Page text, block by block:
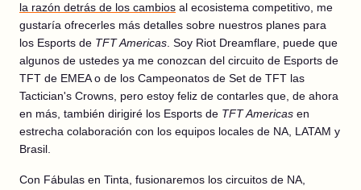
la razón detrás de los cambios al ecosistema competitivo, me
gustaría ofrecerles más detalles sobre nuestros planes para
los Esports de TFT Americas . Soy Riot Dreamflare, puede que
algunos de ustedes ya me conozcan del circuito de Esports de
TFT de EMEA o de los Campeonatos de Set de TFT las
Tactician's Crowns, pero estoy feliz de contarles que, de ahora
en más, también dirigiré los Esports de TFT Americas en
estrecha colaboración con los equipos locales de NA, LATAM y
Brasil.
Con Fábulas en Tinta, fusionaremos los circuitos de NA,